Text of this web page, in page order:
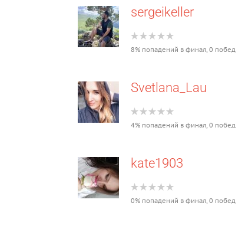
sergeikeller
8% попадений в финал, 0 побед
Svetlana_Lau
4% попадений в финал, 0 побед
kate1903
0% попадений в финал, 0 побед